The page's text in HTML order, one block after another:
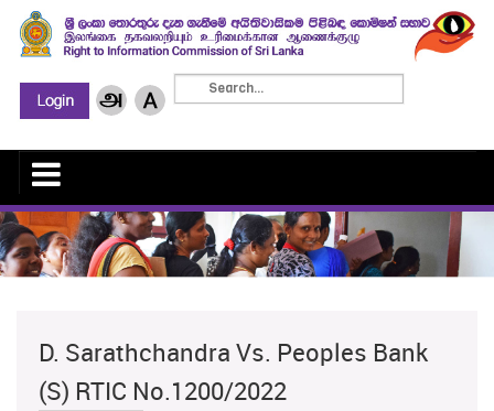
D. Sarathchandra Vs. Peoples Bank
(S) RTIC No.1200/2022